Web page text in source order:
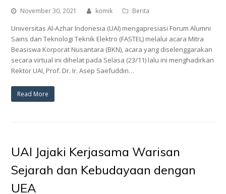
November 30, 2021 komik Berita
Universitas Al-Azhar Indonesia (UAI) mengapresiasi Forum Alumni
Sains dan Teknologi Teknik Elektro (FASTEL) melalui acara Mitra
Beasiswa Korporat Nusantara (BKN), acara yang diselenggarakan
secara virtual ini dihelat pada Selasa (23/11) lalu ini menghadirkan
Rektor UAI, Prof. Dr. Ir. Asep Saefuddin…
Read More
UAI Jajaki Kerjasama Warisan
Sejarah dan Kebudayaan dengan
UEA